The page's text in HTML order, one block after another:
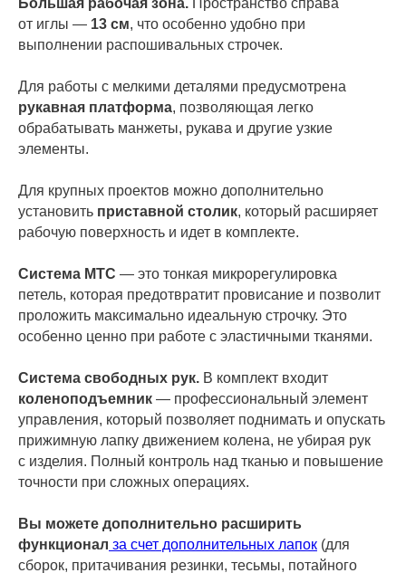
от иглы — 13 см, что особенно удобно при
выполнении распошивальных строчек.
Для работы с мелкими деталями предусмотрена
рукавная платформа, позволяющая легко
обрабатывать манжеты, рукава и другие узкие
элементы.
Для крупных проектов можно дополнительно
установить приставной столик, который расширяет
рабочую поверхность и идет в комплекте.
Система MTC — это тонкая микрорегулировка
петель, которая предотвратит провисание и позволит
проложить максимально идеальную строчку. Это
особенно ценно при работе с эластичными тканями.
Система свободных рук. В комплект входит
коленоподъемник — профессиональный элемент
управления, который позволяет поднимать и опускать
прижимную лапку движением колена, не убирая рук
с изделия. Полный контроль над тканью и повышение
точности при сложных операциях.
Вы можете дополнительно расширить
функционал за счет дополнительных лапок (для
сборок, притачивания резинки, тесьмы, потайного